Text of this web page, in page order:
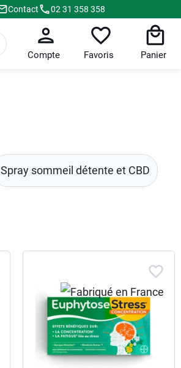
Contact 02 31 358 358
Compte Favoris Panier
Spray sommeil détente et CBD